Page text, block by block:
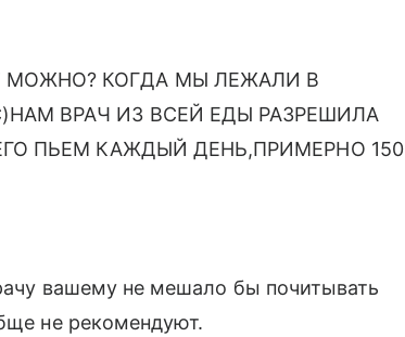
КОГДА МЫ ЛЕЖАЛИ В
ВРАЧ ИЗ ВСЕЙ ЕДЫ РАЗРЕШИЛА
ПЬЕМ КАЖДЫЙ ДЕНЬ,ПРИМЕРНО 150
вашему не мешало бы почитывать
не рекомендуют.